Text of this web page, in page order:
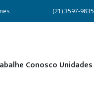
(21) 3597-9835
Conosco Unidades